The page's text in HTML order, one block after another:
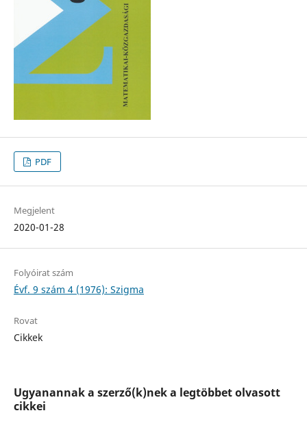
PDF
Megjelent
2020-01-28
Folyóirat szám
Évf. 9 szám 4 (1976): Szigma
Rovat
Cikkek
Ugyanannak a szerző(k)nek a legtöbbet olvasott
cikkei